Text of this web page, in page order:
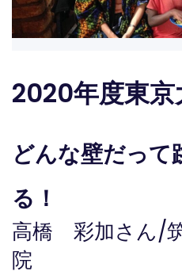
2020年度東
どんな壁だって
る！
高橋 彩加さん/
院